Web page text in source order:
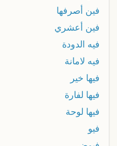
فين أصرفها
فين أعشري
فيه الدودة
فيه لامانة
فيها خير
فيها لفارة
فيها لوحة
فيو